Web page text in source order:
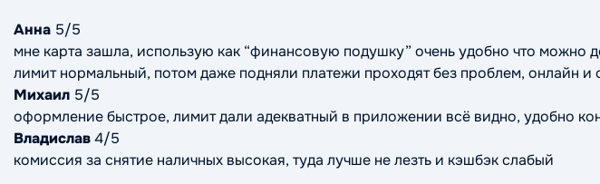
Анна 5/5
мне карта зашла, использую как “финансовую подушку” очень удобно что можно
лимит нормальный, потом даже подняли платежи проходят без проблем, онлайн и
Михаил 5/5
оформление быстрое, лимит дали адекватный в приложении всё видно, удобно
Владислав4/5
комиссия за снятие наличных высокая, туда лучше не лезть и кэшбэк слабый